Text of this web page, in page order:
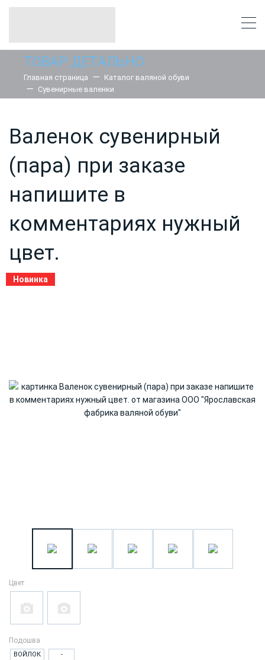
ТОВАР ДЕТАЛЬНО
Главная страница
Каталог валяной обуви
Сувенирные валенки
Валенок сувенирный
(пара) при заказе
напишите в
комментариях нужный
цвет.
Новинка
Цвет
Подошва
ВОЙЛОК -